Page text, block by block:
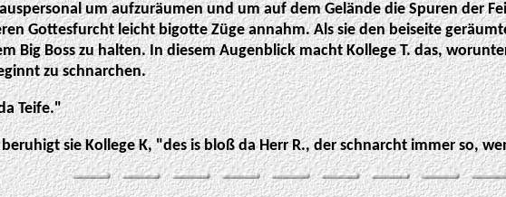
um aufzuräumen und um auf dem Gelände die Spuren der
Gottesfurcht leicht bigotte Züge annahm. Als sie den beiseite
Big Boss zu halten. In diesem Augenblick macht Kollege T. das,
zu schnarchen.
Teife."
sie Kollege K, "des is bloß da Herr R., der schnarcht immer so,